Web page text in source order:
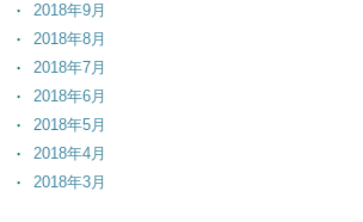
2018年9月
2018年8月
2018年7月
2018年6月
2018年5月
2018年4月
2018年3月